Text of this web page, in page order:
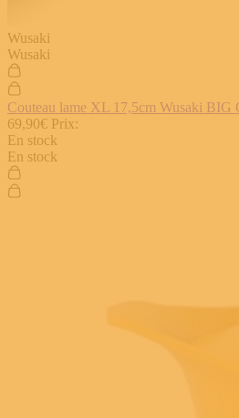
Wusaki
Wusaki
Couteau lame XL 17,5cm Wusaki BIG
69,90€ Prix:
En stock
En stock